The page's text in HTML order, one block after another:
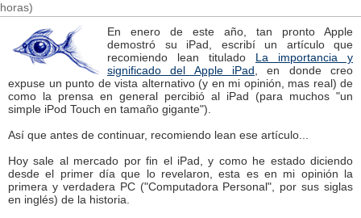
horas)
En enero de este año, tan pronto Apple
demostró su iPad, escribí un artículo que
recomiendo lean titulado La importancia y
significado del Apple iPad , en donde creo
expuse un punto de vista alternativo (y en mi opinión, mas real) de
como la prensa en general percibió al iPad (para muchos "un
simple iPod Touch en tamaño gigante").
Así que antes de continuar, recomiendo lean ese artículo...
Hoy sale al mercado por fin el iPad, y como he estado diciendo
desde el primer día que lo revelaron, esta es en mi opinión la
primera y verdadera PC ("Computadora Personal", por sus siglas
en inglés) de la historia.